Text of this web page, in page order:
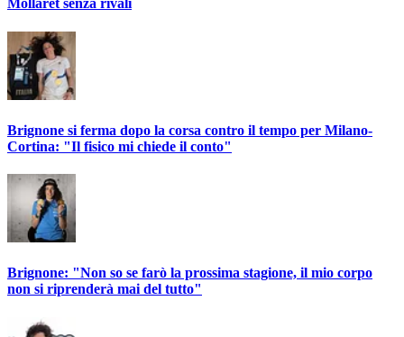
Mollaret senza rivali
Brignone si ferma dopo la corsa contro il tempo per Milano-
Cortina: "Il fisico mi chiede il conto"
Brignone: "Non so se farò la prossima stagione, il mio corpo
non si riprenderà mai del tutto"